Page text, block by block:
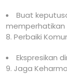
Buat
memperhatikan
8. Perbaiki
Ekspresikan
9. Jaga